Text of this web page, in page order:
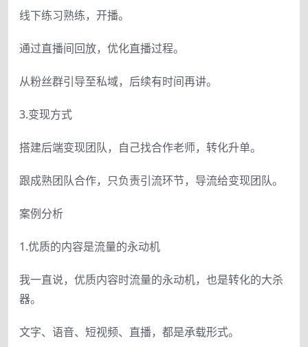
线下练习熟练，开播。
通过直播间回放，优化直播过程。
从粉丝群引导至私域，后续有时间再讲。
3.变现方式
搭建后端变现团队，自己找合作老师，转化升单。
跟成熟团队合作，只负责引流环节，导流给变现团队。
案例分析
1.优质的内容是流量的永动机
我一直说，优质内容时流量的永动机，也是转化的大杀
器。
文字、语音、短视频、直播，都是承载形式。